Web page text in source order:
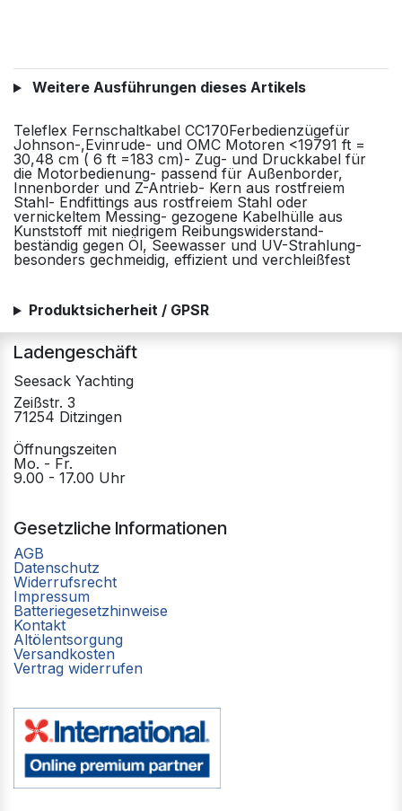
Weitere Ausführungen dieses Artikels
Teleflex Fernschaltkabel CC170Ferbedienzügefür
Johnson-,Evinrude- und OMC Motoren <19791 ft =
30,48 cm ( 6 ft =183 cm)- Zug- und Druckkabel für
die Motorbedienung- passend für Außenborder,
Innenborder und Z-Antrieb- Kern aus rostfreiem
Stahl- Endfittings aus rostfreiem Stahl oder
vernickeltem Messing- gezogene Kabelhülle aus
Kunststoff mit niedrigem Reibungswiderstand-
beständig gegen Öl, Seewasser und UV-Strahlung-
besonders gechmeidig, effizient und verchleißfest
Produktsicherheit / GPSR
Ladengeschäft
Seesack Yachting
Zeißstr. 3
71254 Ditzingen
Öffnungszeiten
Mo. - Fr.
9.00 - 17.00 Uhr
Gesetzliche Informationen
AGB
Datenschutz
Widerrufsrecht
Impressum
Batteriegesetzhinweise
Kontakt
Altölentsorgung
Versandkosten
Vertrag widerrufen